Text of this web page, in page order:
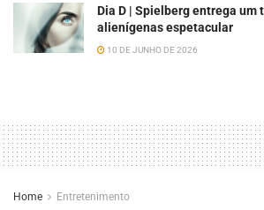
Dia D | Spielberg entrega um
alienígenas espetacular
10 DE JUNHO DE 2026
Home Entretenimento